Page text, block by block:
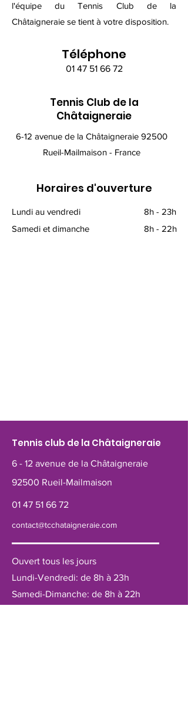
l'équipe du Tennis Club de la
Châtaigneraie se tient à votre disposition.
Téléphone
01 47 51 66 72
Tennis Club de la
Châtaigneraie
6-12 avenue de la Châtaigneraie 92500
Rueil-Mailmaison - France
Horaires d'ouverture
Lundi au vendredi
Samedi et dimanche
8h - 23h
8h - 22h
Tennis club de la Châtaigneraie
6 - 12 avenue de la Châtaigneraie
92500 Rueil-Mailmaison
01 47 51 66 72
contact@tcchataigneraie.com
Ouvert tous les jours
Lundi-Vendredi: de 8h à 23h
Samedi-Dimanche: de 8h à 22h